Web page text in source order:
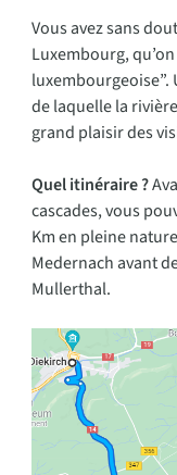
Vous avez sans
Luxembourg,
luxembourgeoise”.
de laquelle la
grand plaisir des
Quel itinéraire ?
cascades, vous
Km en pleine
Medernach avant
Mullerthal.